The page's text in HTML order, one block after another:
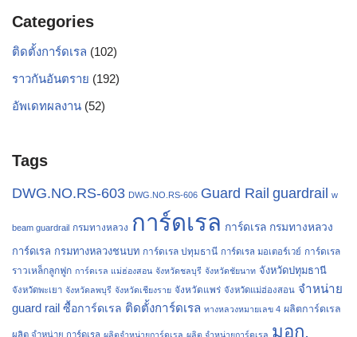
Categories
ติดตั้งการ์ดเรล (102)
ราวกันอันตราย (192)
อัพเดทผลงาน (52)
Tags
DWG.NO.RS-603 DWG.NO.RS-606 Guard Rail guardrail w
beam guardrail กรมทางหลวง การ์ดเรล การ์ดเรล กรมทางหลวง
การ์ดเรล กรมทางหลวงชนบท การ์ดเรล ปทุมธานี การ์ดเรล มอเตอร์เวย์ การ์ดเรล
ราวเหล็กลูกฟูก การ์ดเรล แม่ฮ่องสอน จังหวัดชลบุรี จังหวัดชัยนาท จังหวัดปทุมธานี
จังหวัดพะเยา จังหวัดลพบุรี จังหวัดเชียงราย จังหวัดแพร่ จังหวัดแม่ฮ่องสอน จำหน่าย
guard rail ซื้อการ์ดเรล ติดตั้งการ์ดเรล ทางหลวงหมายเลข 4 ผลิตการ์ดเรล
ผลิต จำหน่าย การ์ดเรล ผลิตจำหน่ายการ์ดเรล ผลิต จำหน่ายการ์ดเรล มอก.